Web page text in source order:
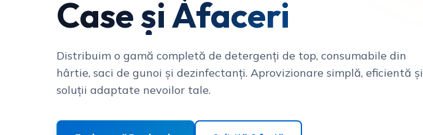
Case și Afaceri
Distribuim o gamă completă de detergenți de top, consumabile din
hârtie, saci de gunoi și dezinfectanți. Aprovizionare simplă, eficientă și
soluții adaptate nevoilor tale.